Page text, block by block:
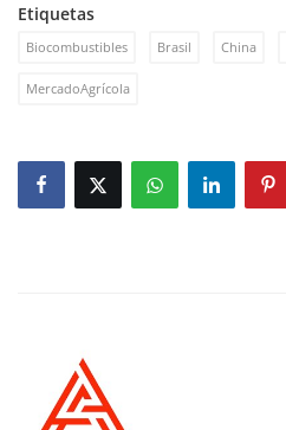
Etiquetas
Biocombustibles Brasil China
MercadoAgrícola